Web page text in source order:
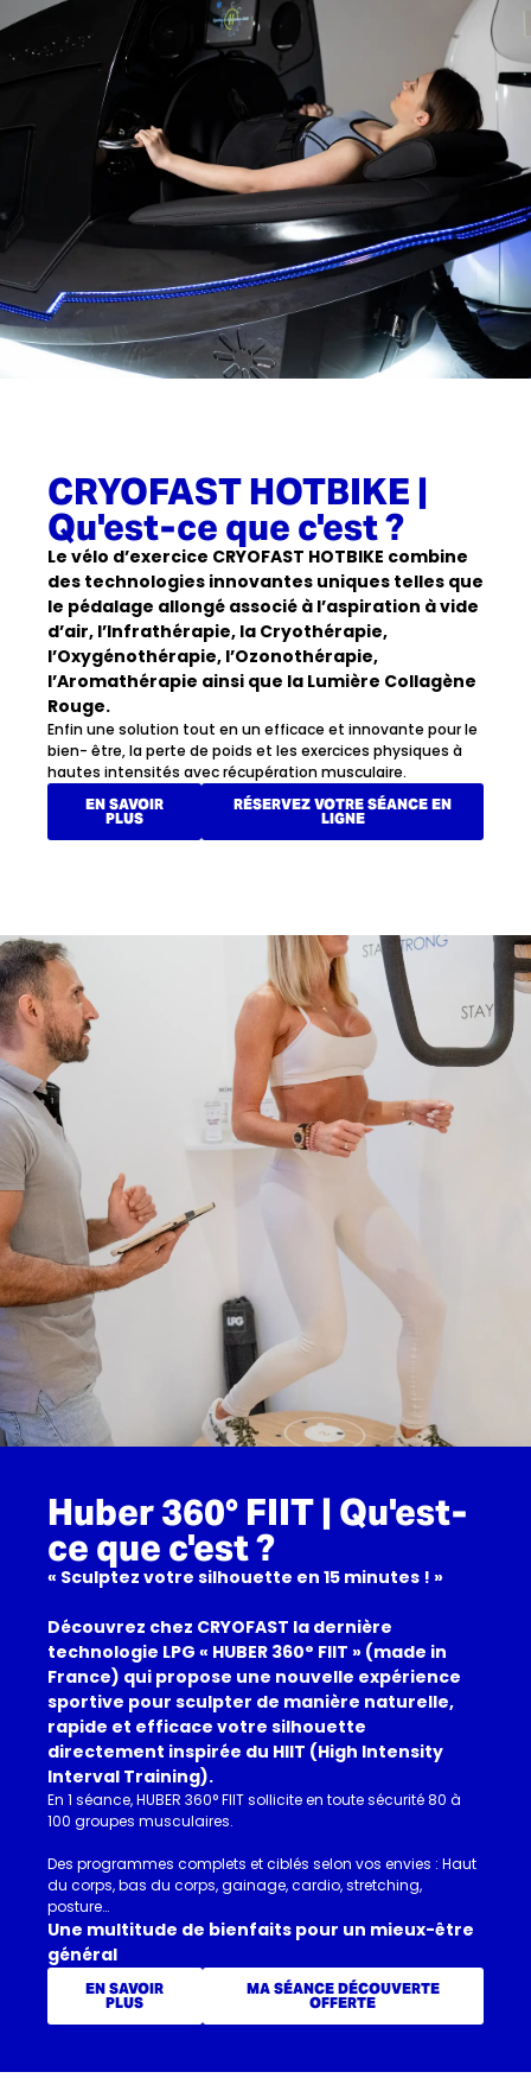
CRYOFAST HOTBIKE |
Qu'est-ce que c'est ?
Le vélo d’exercice CRYOFAST HOTBIKE combine
des technologies innovantes uniques telles que
le pédalage allongé associé à l’aspiration à vide
d’air, l’Infrathérapie, la Cryothérapie,
l’Oxygénothérapie, l’Ozonothérapie,
l’Aromathérapie ainsi que la Lumière Collagène
Rouge.
Enfin une solution tout en un efficace et innovante pour le
bien- être, la perte de poids et les exercices physiques à
hautes intensités avec récupération musculaire.
EN SAVOIR
PLUS
RÉSERVEZ VOTRE SÉANCE EN
LIGNE
Huber 360° FIIT | Qu'est-
ce que c'est ?
« Sculptez votre silhouette en 15 minutes ! »
Découvrez chez CRYOFAST la dernière
technologie LPG « HUBER 360° FIIT » (made in
France) qui propose une nouvelle expérience
sportive pour sculpter de manière naturelle,
rapide et efficace votre silhouette
directement inspirée du HIIT (High Intensity
Interval Training).
En 1 séance, HUBER 360° FIIT sollicite en toute sécurité 80 à
100 groupes musculaires.
Des programmes complets et ciblés selon vos envies : Haut
du corps, bas du corps, gainage, cardio, stretching,
posture…
Une multitude de bienfaits pour un mieux-être
général
EN SAVOIR
PLUS
MA SÉANCE DÉCOUVERTE
OFFERTE